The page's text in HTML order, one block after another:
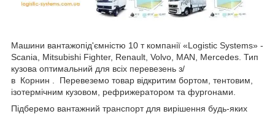
Машини вантажопід'ємністю 10 т компанії «Logistic Systems» -
Scania, Mitsubishi Fighter, Renault, Volvo, MAN, Mercedes. Тип
кузова оптимальний для всіх перевезень з/
в Корнин . Перевеземо товар відкритим бортом, тентовим,
ізотермічним кузовом, рефрижератором та фургонами.
Підберемо вантажний транспорт для вирішення будь-яких